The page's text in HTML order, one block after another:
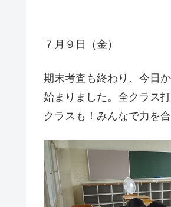
７月９日（金）
期末考査も終わり、今日
始まりました。全クラス
クラスも！みんなで力を